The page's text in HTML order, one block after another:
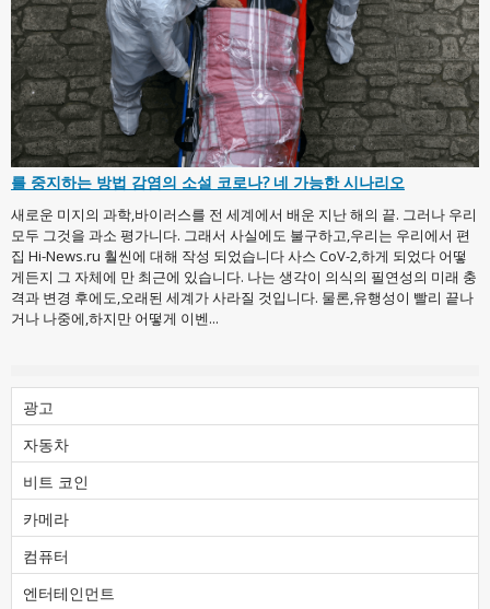
를 중지하는 방법 감염의 소설 코로나? 네 가능한 시나리오
새로운 미지의 과학,바이러스를 전 세계에서 배운 지난 해의 끝. 그러나 우리
모두 그것을 과소 평가니다. 그래서 사실에도 불구하고,우리는 우리에서 편
집 Hi-News.ru 훨씬에 대해 작성 되었습니다 사스 CoV-2,하게 되었다 어떻
게든지 그 자체에 만 최근에 있습니다. 나는 생각이 의식의 필연성의 미래 충
격과 변경 후에도,오래된 세계가 사라질 것입니다. 물론,유행성이 빨리 끝나
거나 나중에,하지만 어떻게 이벤...
광고
자동차
비트 코인
카메라
컴퓨터
엔터테인먼트